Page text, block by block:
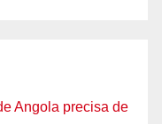
Angola precisa de